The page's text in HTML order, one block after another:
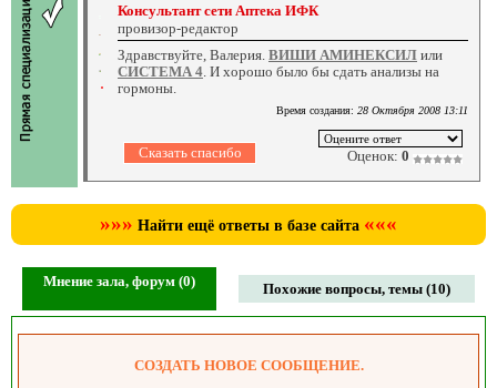
Консультант сети Аптека ИФК
провизор-редактор
Здравствуйте, Валерия. ВИШИ АМИНЕКСИЛ или
СИСТЕМА 4 . И хорошо было бы сдать анализы на
гормоны.
Время создания: 28 Октября 2008 13:11
Оценок: 0
»»» Найти ещё ответы в базе сайта «««
Мнение зала, форум (0) Похожие вопросы, темы (10)
СОЗДАТЬ НОВОЕ СООБЩЕНИЕ.